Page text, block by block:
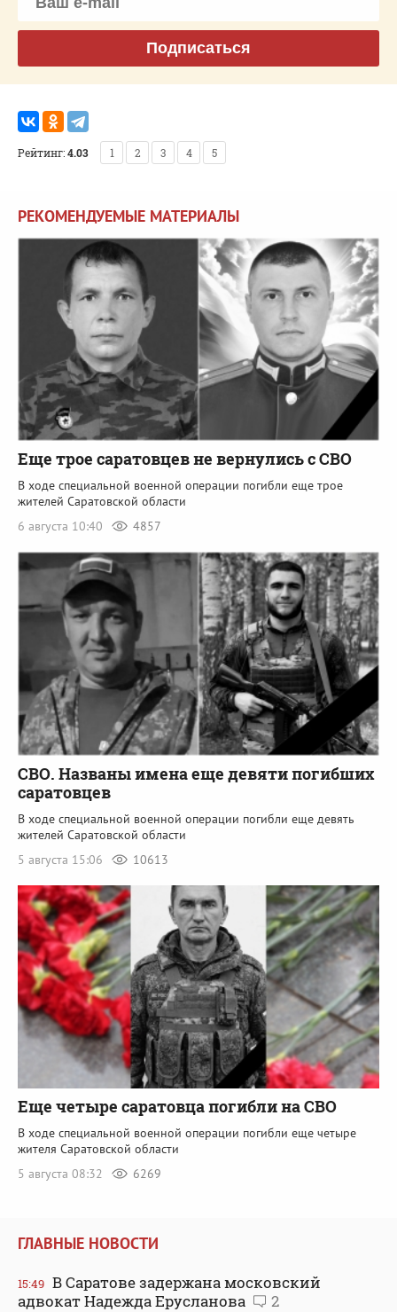
Подписаться
Рейтинг:4.03 1 2 3 4 5
РЕКОМЕНДУЕМЫЕ МАТЕРИАЛЫ
Еще трое саратовцев не вернулись с СВО
В ходе специальной военной операции погибли еще трое
жителей Саратовской области
6 августа 10:40
4857
СВО. Названы имена еще девяти погибших
саратовцев
В ходе специальной военной операции погибли еще девять
жителей Саратовской области
5 августа 15:06
10613
Еще четыре саратовца погибли на СВО
В ходе специальной военной операции погибли еще четыре
жителя Саратовской области
5 августа 08:32
6269
ГЛАВНЫЕ НОВОСТИ
15:49 В Саратове задержана московский
адвокат Надежда Ерусланова
2